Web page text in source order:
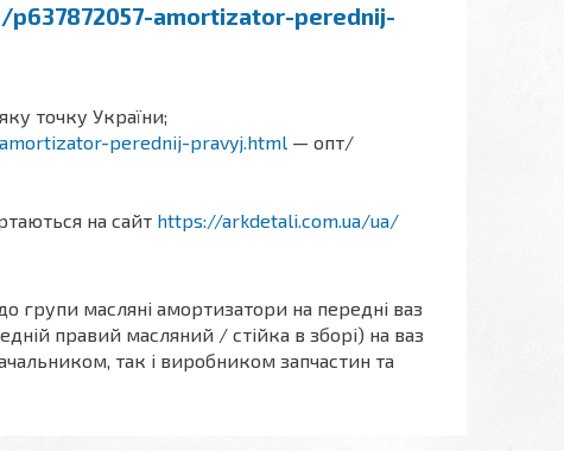
amortizator-perednij-
точку України;
perednij-pravyj.html — опт/
на сайт https://arkdetali.com.ua/ua/
групи масляні амортизатори на передні ваз
правий масляний / стійка в зборі) на ваз
так і виробником запчастин та